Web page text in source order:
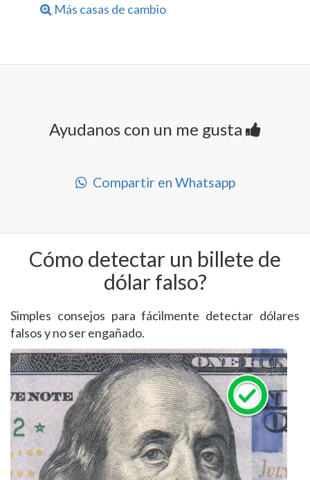
Más casas de cambio
Ayudanos con un me gusta
Compartir en Whatsapp
Cómo detectar un billete de
dólar falso?
Simples consejos para fácilmente detectar dólares
falsos y no ser engañado.